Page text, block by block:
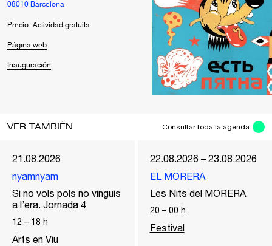
08010 Barcelona
Precio: Actividad gratuita
Página web
Inauguración
VER TAMBIÉN Consultar toda la agenda
21.08.2026
nyamnyam
Si no vols pols no vinguis
a l’era. Jornada 4
12 – 18 h
Arts en Viu
22.08.2026 – 23.08.2026
EL MORERA
Les Nits del MORERA
20 – 00 h
Festival